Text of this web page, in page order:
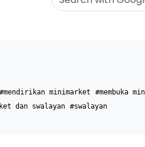
#mendirikan minimarket #membuka
dan swalayan #swalayan